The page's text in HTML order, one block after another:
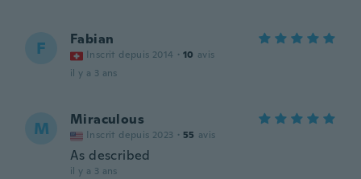
F Fabian
Inscrit depuis 2014 · 10 avis
il y a 3 ans
M Miraculous
Inscrit depuis 2023 · 55 avis
As described
il y a 3 ans